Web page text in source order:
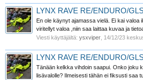
LYNX RAVE RE/ENDURO/
En ole käynyt ajamassa vielä. Ei kai valoa
viritellyt valoa ,niin saa laittaa kuvaa ja
Viesti käyttäjältä: ysxviper 14/12/23
LYNX RAVE RE/ENDURO/
Tänään kelkka vihdoin saapui. Onko joku
lisävalolle? Ilmeisesti tähän ei fiksusti saa